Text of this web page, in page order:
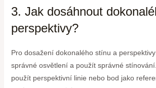
3. Jak dosáhnout
perspektivy?
Pro dosažení dokonalého stínu a
správné osvětlení a použít správné
použít perspektivní linie nebo bod jako